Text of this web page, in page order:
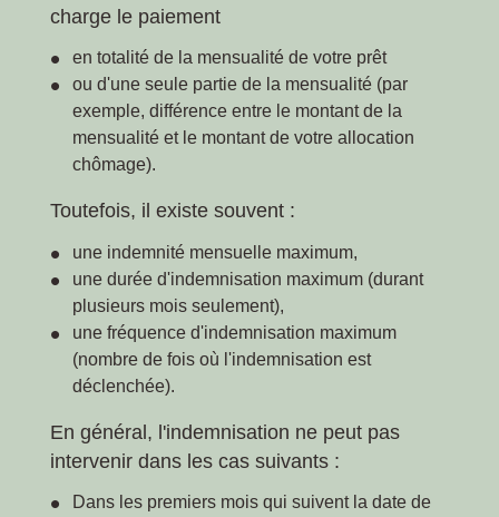
charge le paiement
en totalité de la mensualité de votre prêt
ou d'une seule partie de la mensualité (par
exemple, différence entre le montant de la
mensualité et le montant de votre allocation
chômage).
Toutefois, il existe souvent :
une indemnité mensuelle maximum,
une durée d'indemnisation maximum (durant
plusieurs mois seulement),
une fréquence d'indemnisation maximum
(nombre de fois où l'indemnisation est
déclenchée).
En général, l'indemnisation ne peut pas
intervenir dans les cas suivants :
Dans les premiers mois qui suivent la date de